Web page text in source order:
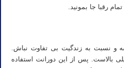
رقبا جا بمونید.
و نسبت به زندگیت بی تفاوت نباش.
بالاست. پس از این دورانت استفاده